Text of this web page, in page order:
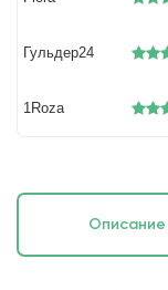
Гульдер24
1Roza
Описание